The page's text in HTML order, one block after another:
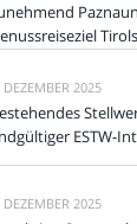
Tirols
DEZEMBER 2025
ESTW-
DEZEMBER 2025